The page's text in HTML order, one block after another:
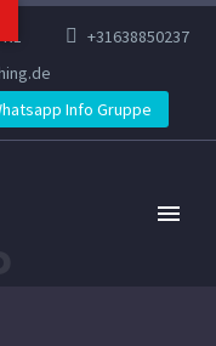
+31638850237
Info Gruppe